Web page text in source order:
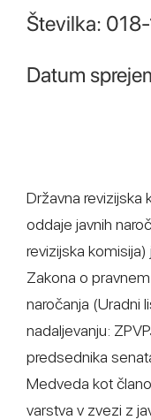
Številka:
Datum
Državna revizijska
oddaje javnih
revizijska
Zakona o
naročanja (Uradni
nadaljevanju:
predsednika
Medveda kot
varstva v zvezi z